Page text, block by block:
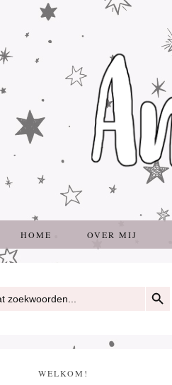
HOME OVER MIJ
WELKOM!